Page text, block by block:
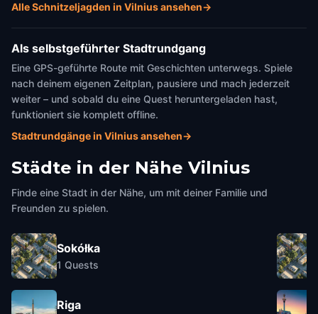
Alle Schnitzeljagden in Vilnius ansehen→
Als selbstgeführter Stadtrundgang
Eine GPS-geführte Route mit Geschichten unterwegs. Spiele
nach deinem eigenen Zeitplan, pausiere und mach jederzeit
weiter – und sobald du eine Quest heruntergeladen hast,
funktioniert sie komplett offline.
Stadtrundgänge in Vilnius ansehen→
Städte in der Nähe Vilnius
Finde eine Stadt in der Nähe, um mit deiner Familie und
Freunden zu spielen.
Sokółka
1 Quests
Riga